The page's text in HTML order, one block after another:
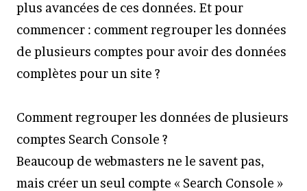
plus avancées de ces données. Et pour
commencer : comment regrouper les données
de plusieurs comptes pour avoir des données
complètes pour un site ?
Comment regrouper les données de plusieurs
comptes Search Console ?
Beaucoup de webmasters ne le savent pas,
mais créer un seul compte « Search Console »